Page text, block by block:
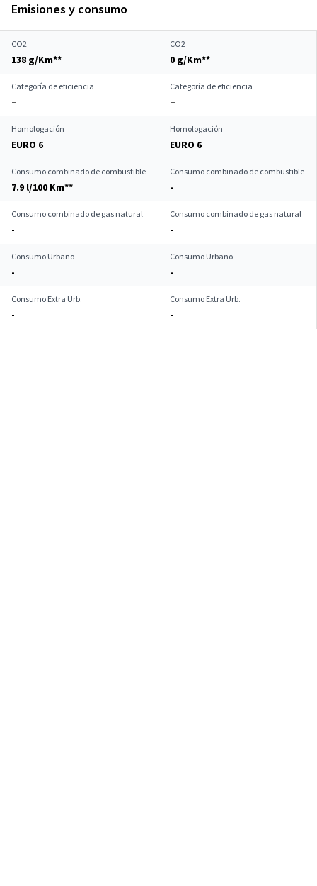
Emisiones y consumo
CO2
138 g/Km**
CO2
0 g/Km**
Categoría de eficiencia
–
Categoría de eficiencia
–
Homologación
EURO 6
Homologación
EURO 6
Consumo combinado de combustible
7.9 l/100 Km**
Consumo combinado de combustible
-
Consumo combinado de gas natural
-
Consumo combinado de gas natural
-
Consumo Urbano
-
Consumo Urbano
-
Consumo Extra Urb.
-
Consumo Extra Urb.
-